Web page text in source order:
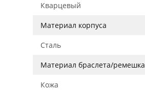
Кварцевый
Материал корпуса
Сталь
Материал браслета/ремешка
Кожа